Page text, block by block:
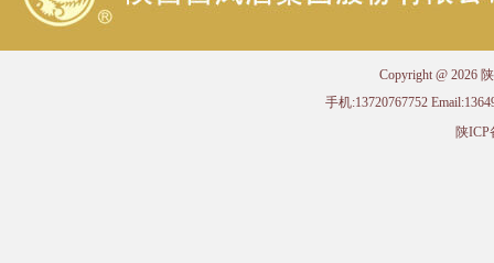
Copyright @ 2026
手机:13720767752
陕ICP